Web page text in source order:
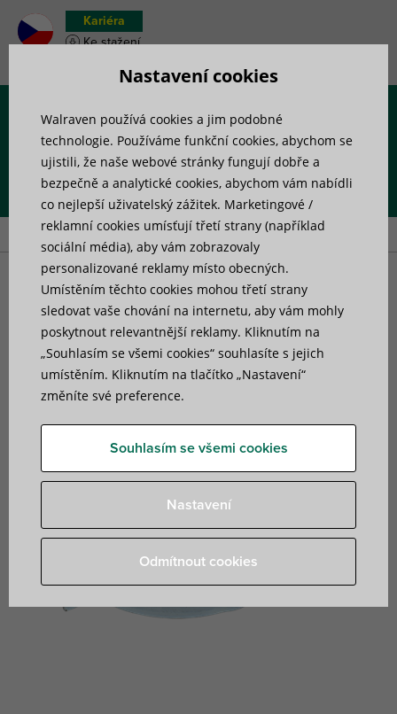
Kariéra
Ke stažení
Úvod»Výrobky »Upevnění potrubí» Objímky»Walraven HD300
(M10, M12, M16)
Walraven HD300 (M10,
M12, M16)
Nastavení cookies
Walraven používá cookies a jim podobné
technologie. Používáme funkční cookies, abychom se
ujistili, že naše webové stránky fungují dobře a
bezpečně a analytické cookies, abychom vám nabídli
co nejlepší uživatelský zážitek. Marketingové /
reklamní cookies umísťují třetí strany (například
sociální média), aby vám zobrazovaly
personalizované reklamy místo obecných.
Umístěním těchto cookies mohou třetí strany
sledovat vaše chování na internetu, aby vám mohly
poskytnout relevantnější reklamy. Kliknutím na
„Souhlasím se všemi cookies“ souhlasíte s jejich
umístěním. Kliknutím na tlačítko „Nastavení“
změníte své preference.
Souhlasím se všemi cookies
Nastavení
Odmítnout cookies